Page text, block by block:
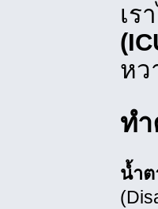
เร
หว
ท
น้ำต